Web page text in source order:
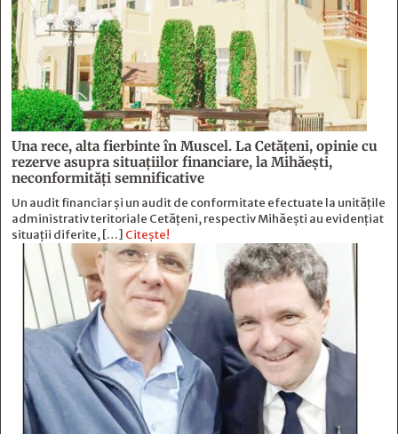
Una rece, alta fierbinte în Muscel. La Cetăţeni, opinie cu
rezerve asupra situaţiilor financiare, la Mihăeşti,
neconformităţi semnificative
Un audit financiar și un audit de conformitate efectuate la unitățile
administrativ teritoriale Cetățeni, respectiv Mihăești au evidențiat
situații diferite, […] Citește!